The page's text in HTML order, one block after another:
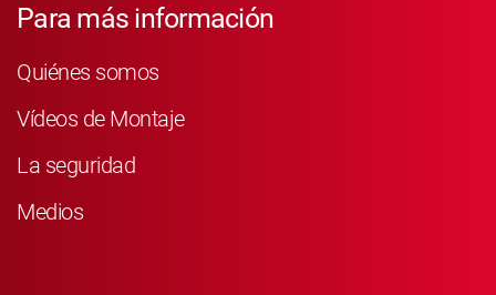
Para más información
Quiénes somos
Vídeos de Montaje
La seguridad
Medios